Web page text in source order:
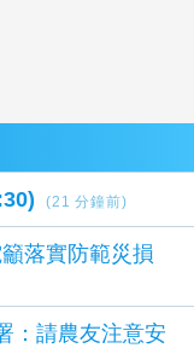
(21 分鐘前)
落實防範災損
：請農友注意安